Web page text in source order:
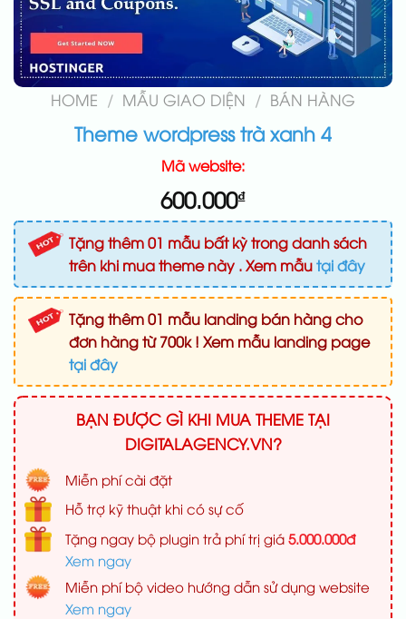
HOME / MẪU GIAO DIỆN / BÁN HÀNG
Theme wordpress trà xanh 4
Mã website:
600.000₫
Tặng thêm 01 mẫu bất kỳ trong danh sách
trên khi mua theme này . Xem mẫutại đây
Tặng thêm 01 mẫu landing bán hàng cho
đơn hàng từ 700k ! Xem mẫu landing page
tại đây
BẠN ĐƯỢC GÌ KHI MUA THEME TẠI
DIGITALAGENCY.VN?
Miễn phí cài đặt
Hỗ trợ kỹ thuật khi có sự cố
Tặng ngay bộ plugin trả phí trị giá 5.000.000đ
Xem ngay
Miễn phí bộ video hướng dẫn sử dụng website
Xem ngay